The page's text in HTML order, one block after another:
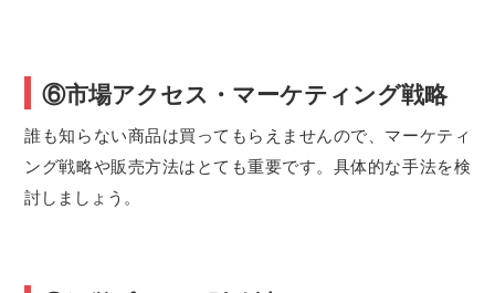
⑥市場アクセス・マーケティング戦略
誰も知らない商品は買ってもらえませんので、マーケティ
ング戦略や販売方法はとても重要です。具体的な手法を検
討しましょう。